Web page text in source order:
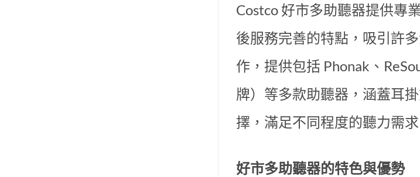
Costco 好市多助聽器提供專
後服務完善的特點，吸引許
作，提供包括 Phonak、
牌）等多款助聽器，涵蓋耳
擇，滿足不同程度的聽力需求
好市多助聽器的特色與優勢